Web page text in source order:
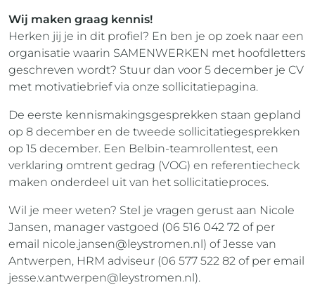
Wij maken graag kennis!
Herken jij je in dit profiel? En ben je op zoek naar een
organisatie waarin SAMENWERKEN met hoofdletters
geschreven wordt? Stuur dan voor 5 december je CV
met motivatiebrief via onze sollicitatiepagina.
De eerste kennismakingsgesprekken staan gepland
op 8 december en de tweede sollicitatiegesprekken
op 15 december. Een Belbin-teamrollentest, een
verklaring omtrent gedrag (VOG) en referentiecheck
maken onderdeel uit van het sollicitatieproces.
Wil je meer weten? Stel je vragen gerust aan Nicole
Jansen, manager vastgoed (06 516 042 72 of per
email nicole.jansen@leystromen.nl) of Jesse van
Antwerpen, HRM adviseur (06 577 522 82 of per email
jesse.v.antwerpen@leystromen.nl).